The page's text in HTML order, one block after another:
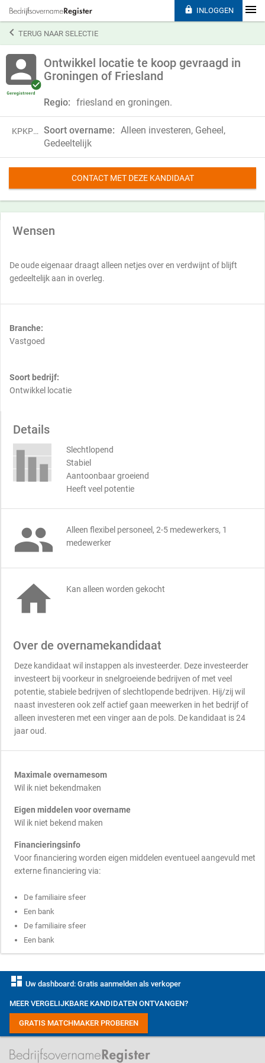
TERUG NAAR SELECTIE
Ontwikkel locatie te koop gevraagd in
Groningen of Friesland
Regio: friesland en groningen.
KPKP24SHH99J Soort overname: Alleen investeren, Geheel,
Gedeeltelijk
CONTACT MET DEZE KANDIDAAT
Wensen
De oude eigenaar draagt alleen netjes over en verdwijnt of blijft
gedeeltelijk aan in overleg.
Branche:
Vastgoed
Soort bedrijf:
Ontwikkel locatie
Details
Slechtlopend
Stabiel
Aantoonbaar groeiend
Heeft veel potentie

Alleen flexibel personeel, 2-5 medewerkers, 1
medewerker
 Kan alleen worden gekocht
Over de overnamekandidaat
Deze kandidaat wil instappen als investeerder. Deze investeerder
investeert bij voorkeur in snelgroeiende bedrijven of met veel
potentie, stabiele bedrijven of slechtlopende bedrijven. Hij/zij wil
naast investeren ook zelf actief gaan meewerken in het bedrijf of
alleen investeren met een vinger aan de pols. De kandidaat is 24
jaar oud.
Maximale overnamesom
Wil ik niet bekendmaken
Eigen middelen voor overname
Wil ik niet bekend maken
Financieringsinfo
Voor financiering worden eigen middelen eventueel aangevuld met
externe financiering via:
De familiaire sfeer
Een bank
De familiaire sfeer
Een bank
 INLOGGEN
dashboard Uw dashboard: Gratis aanmelden als verkoper
MEER VERGELIJKBARE KANDIDATEN ONTVANGEN?
GRATIS MATCHMAKER PROBEREN